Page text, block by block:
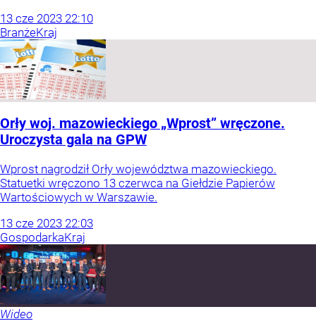
13 cze 2023 22:10
BranżeKraj
Orły woj. mazowieckiego „Wprost” wręczone.
Uroczysta gala na GPW
Wprost nagrodził Orły województwa mazowieckiego.
Statuetki wręczono 13 czerwca na Giełdzie Papierów
Wartościowych w Warszawie.
13 cze 2023 22:03
GospodarkaKraj
Wideo